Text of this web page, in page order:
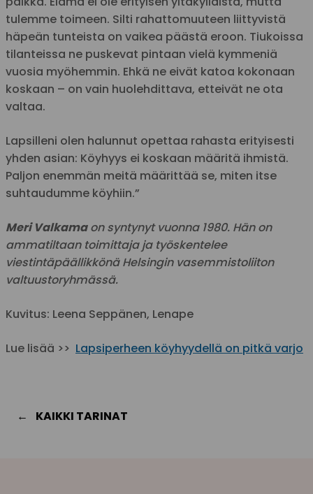
tulemme toimeen. Silti rahattomuuteen liittyvistä
häpeän tunteista on vaikea päästä eroon. Tiukoissa
tilanteissa ne puskevat pintaan vielä kymmeniä
vuosia myöhemmin. Ehkä ne eivät katoa kokonaan
koskaan – on vain huolehdittava, etteivät ne ota
valtaa.
Lapsilleni olen halunnut opettaa rahasta erityisesti
yhden asian: Köyhyys ei koskaan määritä ihmistä.
Paljon enemmän meitä määrittää se, miten itse
suhtaudumme köyhiin.”
Meri Valkamaon syntynyt vuonna 1980. Hän on
ammatiltaan toimittaja ja työskentelee
viestintäpäällikkönä Helsingin vasemmistoliiton
valtuustoryhmässä.
Kuvitus: Leena Seppänen, Lenape
Lue lisää >> Lapsiperheen köyhyydellä on pitkä varjo
KAIKKI TARINAT